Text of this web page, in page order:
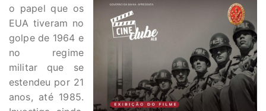
o papel que os
EUA tiveram no
golpe de 1964 e
no regime
militar que se
estendeu por 21
anos, até 1985.